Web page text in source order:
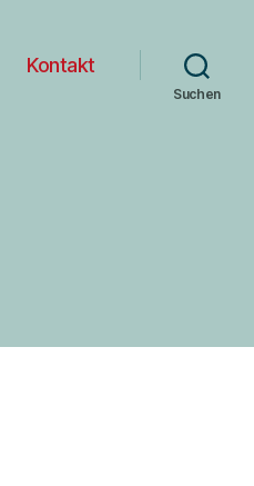
Kontakt
Suchen